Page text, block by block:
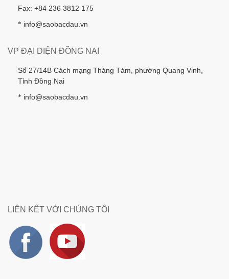
Fax: +84 236 3812 175
* info@saobacdau.vn
VP ĐẠI DIỆN ĐỒNG NAI
Số 27/14B Cách mạng Tháng Tám, phường Quang Vinh,
Tỉnh Đồng Nai
* info@saobacdau.vn
LIÊN KẾT VỚI CHÚNG TÔI